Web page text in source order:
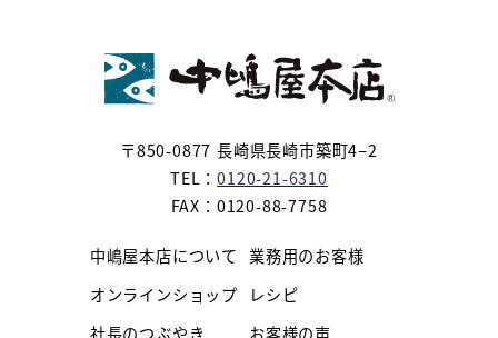
〒850-0877 長崎県長崎市築町4−2
TEL：0120-21-6310
FAX：0120-88-7758
中嶋屋本店について
業務用のお客様
オンラインショップ
レシピ
社長のつぶやき
お客様の声